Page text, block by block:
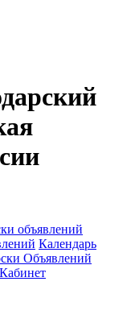
объявлений
Календарь
Объявлений